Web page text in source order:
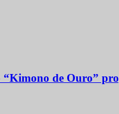
“Kimono de Ouro”